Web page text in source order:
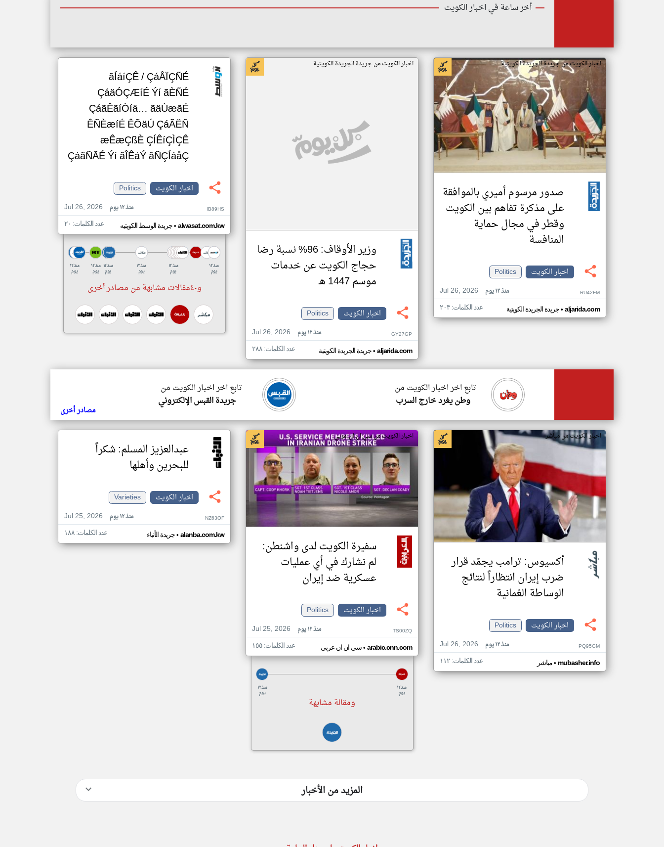
أخر ساعة في اخبار الكويت
اخبار الكويت من جريدة الجريدة الكويتية
صدور مرسوم أميري بالموافقة
على مذكرة تفاهم بين الكويت
وقطر في مجال حماية
المنافسة
اخبار الكويت
Politics
Jul 26, 2026
منذ ١٢ يوم RU42FM
جريدة الجريدة الكويتية• aljarida.com عدد الكلمات: ٢٠٣
اخبار الكويت من جريدة الجريدة الكويتية
وزير الأوقاف: 96% نسبة رضا
حجاج الكويت عن خدمات
موسم 1447 هـ
اخبار الكويت
Politics
Jul 26, 2026
منذ ١٢ يوم GY27GP
جريدة الجريدة الكويتية• aljarida.com عدد الكلمات: ٢٨٨
ãÍáíÇÊ / ÇáÅÏÇÑÉ
ÇáäÓÇÆíÉ Ýí ãÈÑÉ
ÇáãÊãíÒíä… ãäÙæãÉ
ÊÑÈæíÉ ÊÕäÚ ÇáÃËÑ
æÊæÇßÈ ÇÍÊíÇÌÇÊ
ÇáãÑÃÉ Ýí ãÎÊáÝ ãÑÇÍáåÇ
اخبار الكويت
Politics
Jul 26, 2026
منذ ١٢ يوم IB89HS
جريدة الوسط الكويتيه• alwasat.com.kw عدد الكلمات: ٢٠
منذ ١٢
يوم
منذ ١٢
يوم
منذ ١٢
يوم
منذ ١٢
يوم
منذ ١٢
يوم
منذ ١٢
يوم
و٤٠مقالات مشابهة من مصادر أخرى
تابع اخر اخبار الكويت من
جريدة القبس الإلكتروني
تابع اخر اخبار الكويت من
وطن يغرد خارج السرب
مصادر أخرى
اخبار الكويت من مباشر
أكسيوس: ترامب يجمّد قرار
ضرب إيران انتظاراً لنتائج
الوساطة العُمانية
اخبار الكويت
Politics
Jul 26, 2026
منذ ١٢ يوم PQ95GM
مباشر• mubasher.info عدد الكلمات: ١١٢
اخبار الكويت من سي ان ان عربي
سفيرة الكويت لدى واشنطن:
لم نشارك في أي عمليات
عسكرية ضد إيران
اخبار الكويت
Politics
Jul 25, 2026
منذ ١٢ يوم TS00ZQ
سي ان ان عربي• arabic.cnn.com عدد الكلمات: ١٥٥
منذ ١٢
يوم
منذ ١٢
يوم
ومقالة مشابهة
عبدالعزيز المسلم: شكراً
للبحرين وأهلها
اخبار الكويت
Varieties
Jul 25, 2026
منذ ١٢ يوم NZ63OF
جريدة الأنباء• alanba.com.kw عدد الكلمات: ١٨٨
المزيد من الأخبار